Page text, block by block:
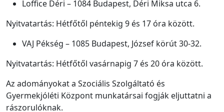
Loffice Déri – 1084 Budapest, Déri Miksa utca 6.
Nyitvatartás: Hétfőtől péntekig 9 és 17 óra között.
VAJ Pékség – 1085 Budapest, József körút 30-32.
Nyitvatartás: Hétfőtől vasárnapig 7 és 20 óra között.
Az adományokat a Szociális Szolgáltató és
Gyermekjóléti Központ munkatársai fogják eljuttatni a
rászorulóknak.